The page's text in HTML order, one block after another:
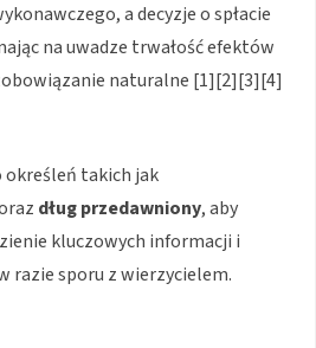
a decyzje o spłacie
na uwadze trwałość efektów
naturalne [1][2][3][4]
określeń takich jak
dług przedawniony, aby
kluczowych informacji i
razie sporu z wierzycielem.